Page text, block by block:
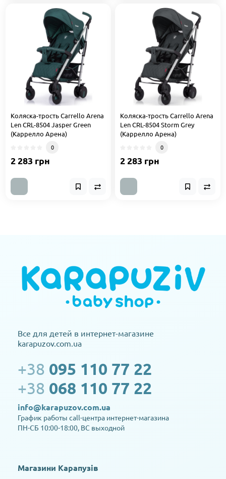
Коляска-трость Carrello Arena
Len CRL-8504 Jasper Green
(Каррелло Арена)
0
2 283 грн
Коляска-трость Carrello Arena
Len CRL-8504 Storm Grey
(Каррелло Арена)
0
2 283 грн
Все для детей в интернет-магазине
karapuzov.com.ua
+38 095 110 77 22
+38 068 110 77 22
info@karapuzov.com.ua
График работы call-центра интернет-магазина
ПН-СБ 10:00-18:00, ВС выходной
Магазини Карапузів